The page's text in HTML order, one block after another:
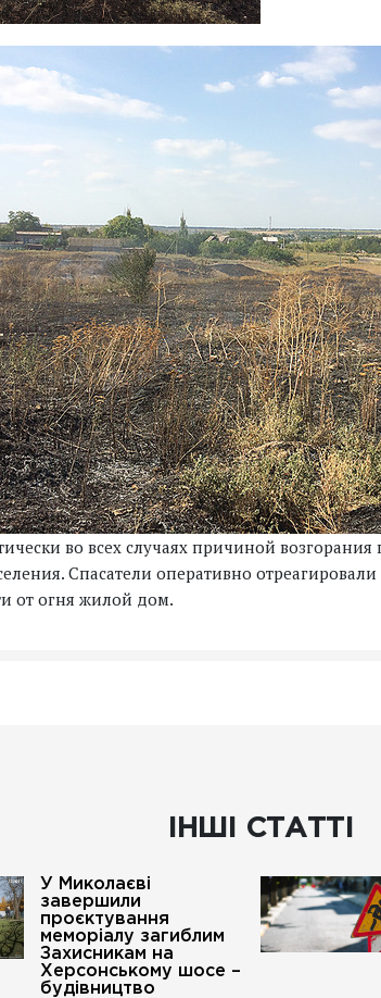
во всех случаях причиной
Спасатели оперативно
от огня жилой дом.
ІНШІ СТАТТІ
У Миколаєві
завершили
проєктування
меморіалу загиблим
Захисникам на
Херсонському шосе –
будівництво